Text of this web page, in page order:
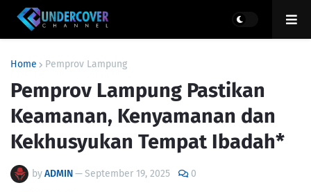
Home Pemprov Lampung
Pemprov Lampung Pastikan
Keamanan, Kenyamanan dan
Kekhusyukan Tempat Ibadah*
byADMIN—September 19, 2025 0